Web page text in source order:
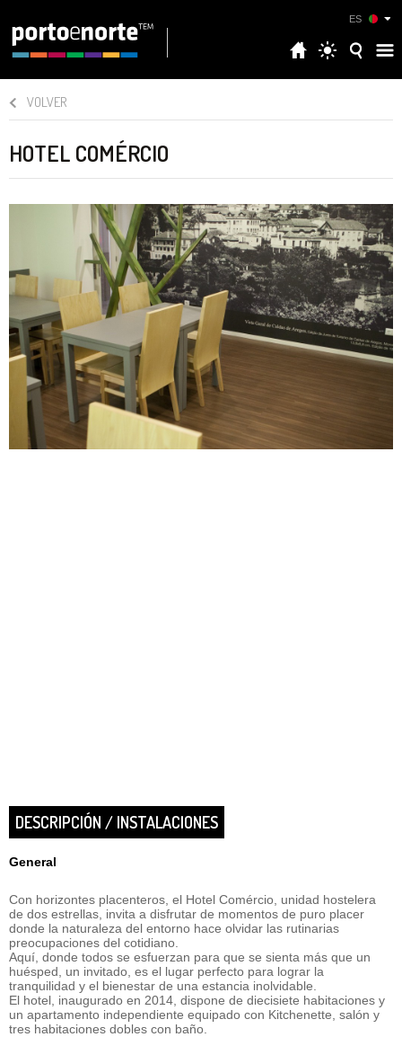
ES
VOLVER
HOTEL COMÉRCIO
DESCRIPCIÓN / INSTALACIONES
General
Con horizontes placenteros, el Hotel Comércio, unidad hostelera
de dos estrellas, invita a disfrutar de momentos de puro placer
donde la naturaleza del entorno hace olvidar las rutinarias
preocupaciones del cotidiano.
Aquí, donde todos se esfuerzan para que se sienta más que un
huésped, un invitado, es el lugar perfecto para lograr la
tranquilidad y el bienestar de una estancia inolvidable.
El hotel, inaugurado en 2014, dispone de diecisiete habitaciones y
un apartamento independiente equipado con Kitchenette, salón y
tres habitaciones dobles con baño.